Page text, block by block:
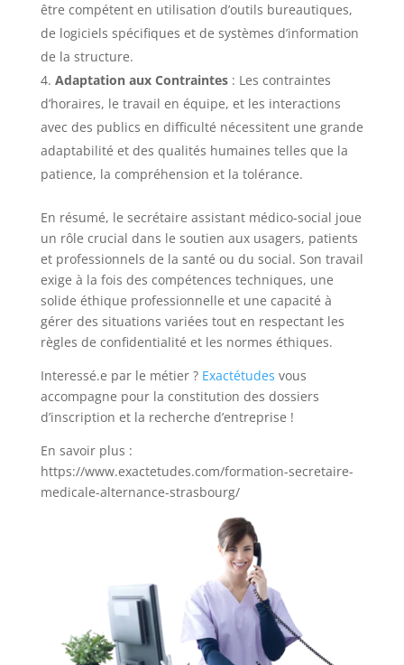
être compétent en utilisation d’outils bureautiques,
de logiciels spécifiques et de systèmes d’information
de la structure.
Adaptation aux Contraintes: Les contraintes
d’horaires, le travail en équipe, et les interactions
avec des publics en difficulté nécessitent une grande
adaptabilité et des qualités humaines telles que la
patience, la compréhension et la tolérance.
En résumé, le secrétaire assistant médico-social joue
un rôle crucial dans le soutien aux usagers, patients
et professionnels de la santé ou du social. Son travail
exige à la fois des compétences techniques, une
solide éthique professionnelle et une capacité à
gérer des situations variées tout en respectant les
règles de confidentialité et les normes éthiques.
Interessé.e par le métier ? Exactétudes vous
accompagne pour la constitution des dossiers
d’inscription et la recherche d’entreprise !
En savoir plus :
https://www.exactetudes.com/formation-secretaire-
medicale-alternance-strasbourg/